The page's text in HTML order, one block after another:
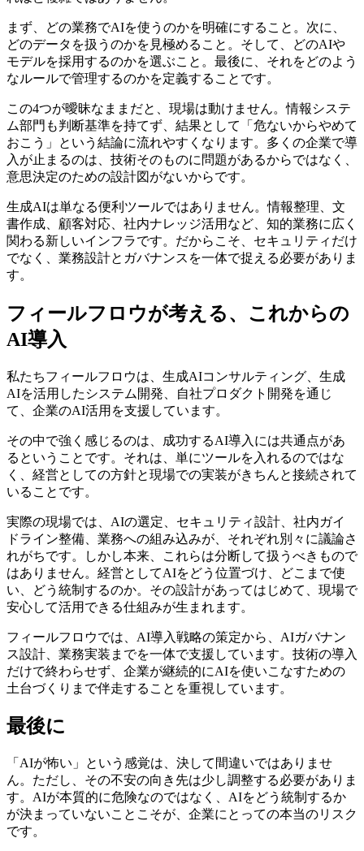
まず、どの業務でAIを使うのかを明確にすること。次に、
どのデータを扱うのかを見極めること。そして、どのAIや
モデルを採用するのかを選ぶこと。最後に、それをどのよう
なルールで管理するのかを定義することです。
この4つが曖昧なままだと、現場は動けません。情報システ
ム部門も判断基準を持てず、結果として「危ないからやめて
おこう」という結論に流れやすくなります。多くの企業で導
入が止まるのは、技術そのものに問題があるからではなく、
意思決定のための設計図がないからです。
生成AIは単なる便利ツールではありません。情報整理、文
書作成、顧客対応、社内ナレッジ活用など、知的業務に広く
関わる新しいインフラです。だからこそ、セキュリティだけ
でなく、業務設計とガバナンスを一体で捉える必要がありま
す。
フィールフロウが考える、これからの
AI導入
私たちフィールフロウは、生成AIコンサルティング、生成
AIを活用したシステム開発、自社プロダクト開発を通じ
て、企業のAI活用を支援しています。
その中で強く感じるのは、成功するAI導入には共通点があ
るということです。それは、単にツールを入れるのではな
く、経営としての方針と現場での実装がきちんと接続されて
いることです。
実際の現場では、AIの選定、セキュリティ設計、社内ガイ
ドライン整備、業務への組み込みが、それぞれ別々に議論さ
れがちです。しかし本来、これらは分断して扱うべきもので
はありません。経営としてAIをどう位置づけ、どこまで使
い、どう統制するのか。その設計があってはじめて、現場で
安心して活用できる仕組みが生まれます。
フィールフロウでは、AI導入戦略の策定から、AIガバナン
ス設計、業務実装までを一体で支援しています。技術の導入
だけで終わらせず、企業が継続的にAIを使いこなすための
土台づくりまで伴走することを重視しています。
最後に
「AIが怖い」という感覚は、決して間違いではありませ
ん。ただし、その不安の向き先は少し調整する必要がありま
す。AIが本質的に危険なのではなく、AIをどう統制するか
が決まっていないことこそが、企業にとっての本当のリスク
です。